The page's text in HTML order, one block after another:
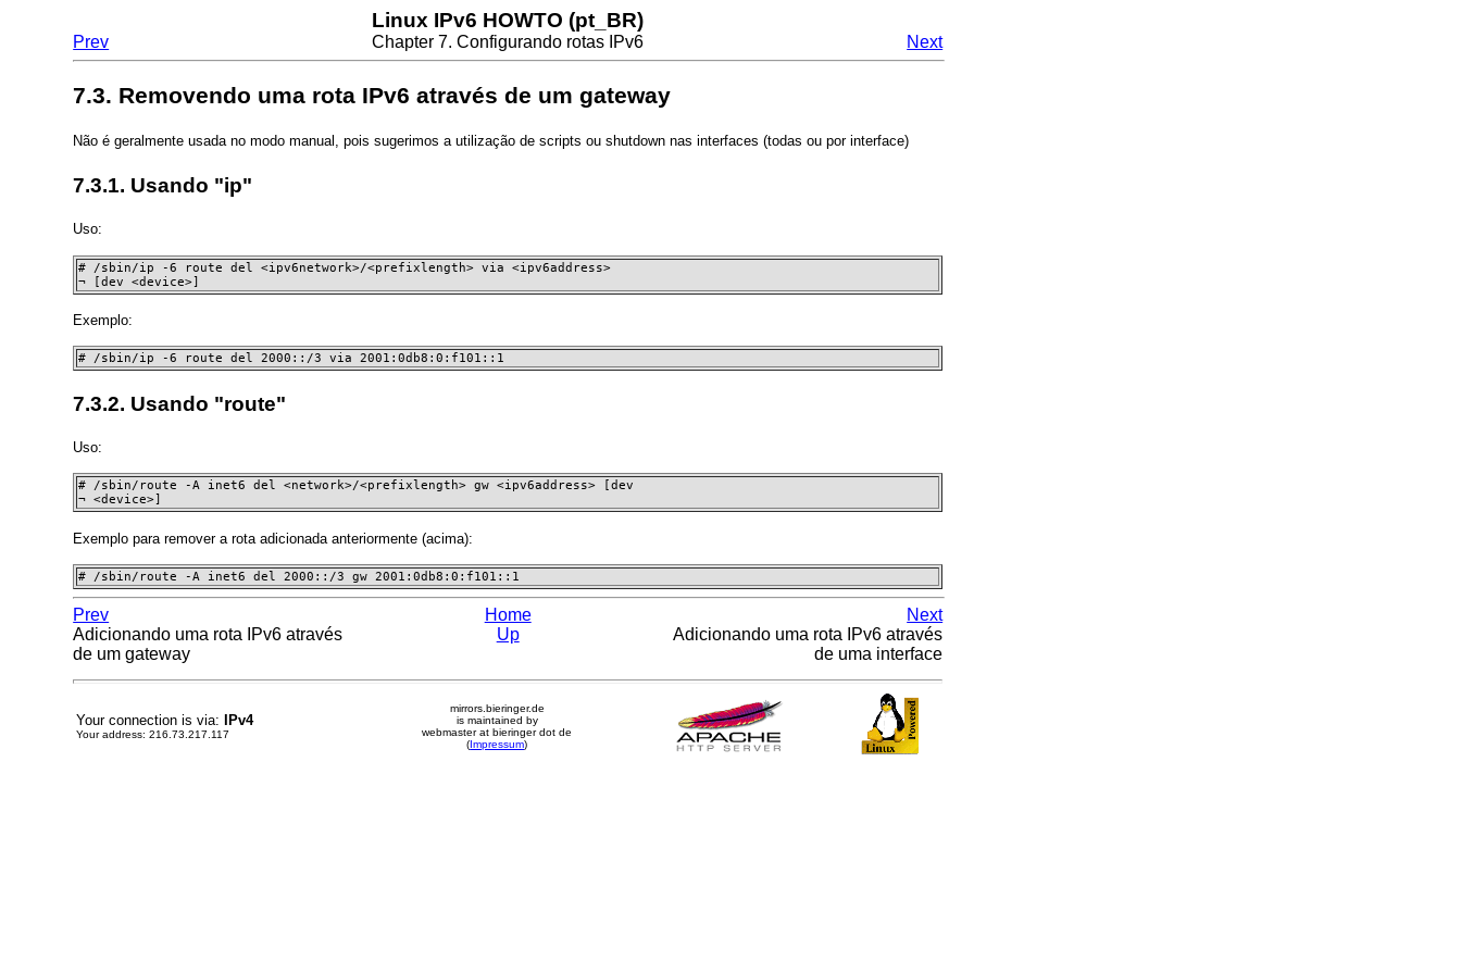
Linux IPv6 HOWTO (pt_BR)
Prev Chapter 7. Configurando rotas IPv6 Next
7.3. Removendo uma rota IPv6 através de um gateway
Não é geralmente usada no modo manual, pois sugerimos a utilização de scripts ou shutdown nas interfaces (todas ou por interface)
7.3.1. Usando "ip"
Uso:
# /sbin/ip -6 route del <ipv6network>/<prefixlength> via <ipv6address>
¬ [dev <device>]
Exemplo:
# /sbin/ip -6 route del 2000::/3 via 2001:0db8:0:f101::1
7.3.2. Usando "route"
Uso:
# /sbin/route -A inet6 del <network>/<prefixlength> gw <ipv6address> [dev
¬ <device>]
Exemplo para remover a rota adicionada anteriormente (acima):
# /sbin/route -A inet6 del 2000::/3 gw 2001:0db8:0:f101::1
Prev Home
Next
Adicionando uma rota IPv6 através
de um gateway
Up
Adicionando uma rota IPv6 através
de uma interface
Your connection is via: IPv4
Your address: 216.73.217.117
mirrors.bieringer.de
is maintained by
webmaster at bieringer dot de
( Impressum)